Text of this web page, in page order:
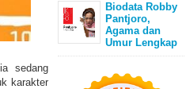
sedang
karakter
Biodata Robby
Pantjoro,
Agama dan
Umur Lengkap